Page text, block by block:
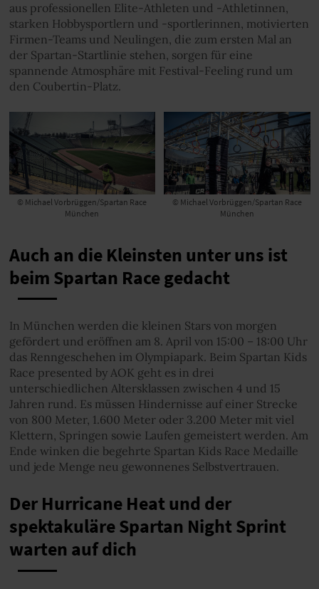
aus professionellen Elite-Athleten und -Athletinnen,
starken Hobbysportlern und -sportlerinnen, motivierten
Firmen-Teams und Neulingen, die zum ersten Mal an
der Spartan-Startlinie stehen, sorgen für eine
spannende Atmosphäre mit Festival-Feeling rund um
den Coubertin-Platz.
© Michael Vorbrüggen/Spartan Race
München
© Michael Vorbrüggen/Spartan Race
München
Auch an die Kleinsten unter uns ist
beim Spartan Race gedacht
In München werden die kleinen Stars von morgen
gefördert und eröffnen am 8. April von 15:00 – 18:00 Uhr
das Renngeschehen im Olympiapark. Beim Spartan Kids
Race presented by AOK geht es in drei
unterschiedlichen Altersklassen zwischen 4 und 15
Jahren rund. Es müssen Hindernisse auf einer Strecke
von 800 Meter, 1.600 Meter oder 3.200 Meter mit viel
Klettern, Springen sowie Laufen gemeistert werden. Am
Ende winken die begehrte Spartan Kids Race Medaille
und jede Menge neu gewonnenes Selbstvertrauen.
Der Hurricane Heat und der
spektakuläre Spartan Night Sprint
warten auf dich